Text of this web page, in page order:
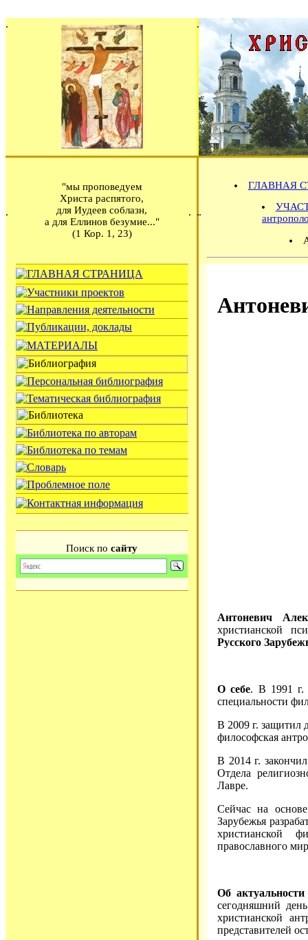
"мы проповедуем
Христа распятого,
для Иудеев соблазн,
а для Еллинов безумие..."
(1 Кор. 1, 23)
ГЛАВНАЯ
Поиск по сайту
Антоневич
христианской
Русского
О себе. В 1991 г.
специальности
В 2009 г. защитил
философская
В 2014 г.
Отдела
Лавре.
Сейчас на
Зарубежья
христианской
православного
Об
сегодняшний
христианской
представителей